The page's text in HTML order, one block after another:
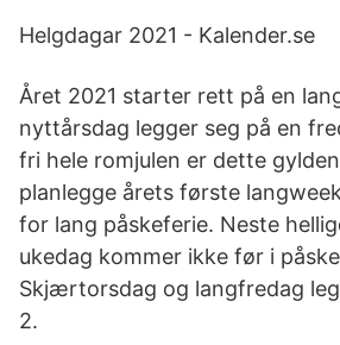
Helgdagar 2021 - Kalender.se
Året 2021 starter rett på en
nyttårsdag legger seg på en
fri hele romjulen er dette
planlegge årets første
for lang påskeferie. Neste
ukedag kommer ikke før i
Skjærtorsdag og langfredag
2.